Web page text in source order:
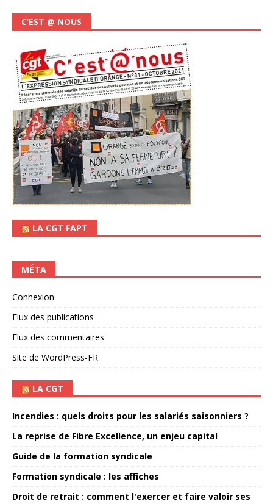
C’EST @ NOUS
LA CGT FAPT
MÉTA
Connexion
Flux des publications
Flux des commentaires
Site de WordPress-FR
LA CGT
Incendies : quels droits pour les salariés saisonniers ?
La reprise de Fibre Excellence, un enjeu capital
Guide de la formation syndicale
Formation syndicale : les affiches
Droit de retrait : comment l'exercer et faire valoir ses